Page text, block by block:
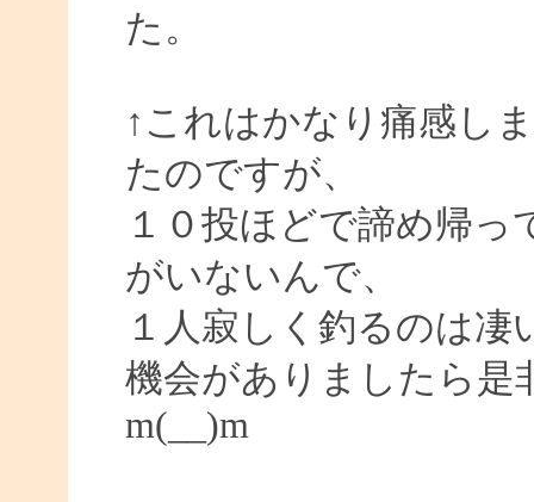
た。
↑これはかなり痛感し
たのですが、
１０投ほどで諦め帰
がいないんで、
１人寂しく釣るのは凄
機会がありましたら
m(__)m